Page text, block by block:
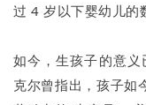
过 4 岁以下婴幼儿的
如今，生孩子的意
克尔曾指出，孩子如